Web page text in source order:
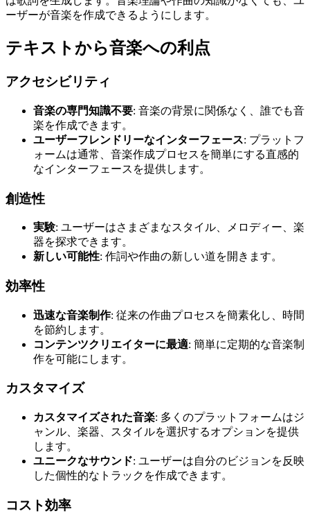
ーザーが音楽を作成できるようにします。
テキストから音楽への利点
アクセシビリティ
音楽の専門知識不要: 音楽の背景に関係なく、誰でも音
楽を作成できます。
ユーザーフレンドリーなインターフェース: プラットフ
ォームは通常、音楽作成プロセスを簡単にする直感的
なインターフェースを提供します。
創造性
実験: ユーザーはさまざまなスタイル、メロディー、楽
器を探求できます。
新しい可能性: 作詞や作曲の新しい道を開きます。
効率性
迅速な音楽制作: 従来の作曲プロセスを簡素化し、時間
を節約します。
コンテンツクリエイターに最適: 簡単に定期的な音楽制
作を可能にします。
カスタマイズ
カスタマイズされた音楽: 多くのプラットフォームはジ
ャンル、楽器、スタイルを選択するオプションを提供
します。
ユニークなサウンド: ユーザーは自分のビジョンを反映
した個性的なトラックを作成できます。
コスト効率